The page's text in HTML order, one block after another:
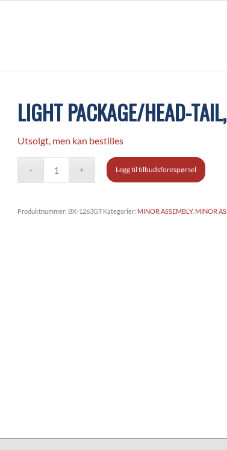
LIGHT PACKAGE/HEAD-
Utsolgt, men kan bestilles
Legg til tilbudsforespørsel
Produktnummer: BX-1263GT Kategorier: MINOR ASSEMBLY, MINOR